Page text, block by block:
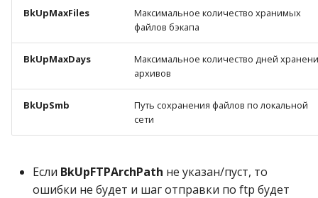
BkUpMaxFiles
Максимальное количество хранимых
файлов бэкапа
BkUpMaxDays
Максимальное количество дней
архивов
BkUpSmb
Путь сохранения файлов по локальной
сети
Если BkUpFTPArchPath не указан/пуст, то
ошибки не будет и шаг отправки по ftp будет